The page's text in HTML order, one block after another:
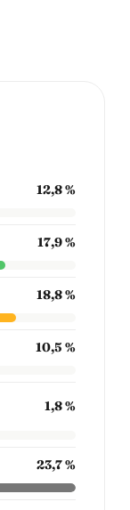
12,8 %
17,9 %
18,8 %
10,5 %
1,8 %
23,7 %